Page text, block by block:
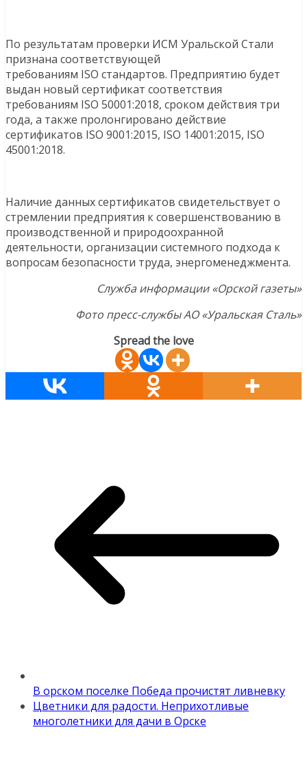
По результатам проверки ИСМ Уральской Стали
признана соответствующей
требованиям ISO стандартов. Предприятию будет
выдан новый сертификат соответствия
требованиям ISO 50001:2018, сроком действия три
года, а также пролонгировано действие
сертификатов ISO 9001:2015, ISO 14001:2015, ISO
45001:2018.
Наличие данных сертификатов свидетельствует о
стремлении предприятия к совершенствованию в
производственной и природоохранной
деятельности, организации системного подхода к
вопросам безопасности труда, энергоменеджмента.
Служба информации «Орской газеты»
Фото пресс-службы АО «Уральская Сталь»
Spread the love
В орском поселке Победа прочистят ливневку
Цветники для радости. Неприхотливые
многолетники для дачи в Орске